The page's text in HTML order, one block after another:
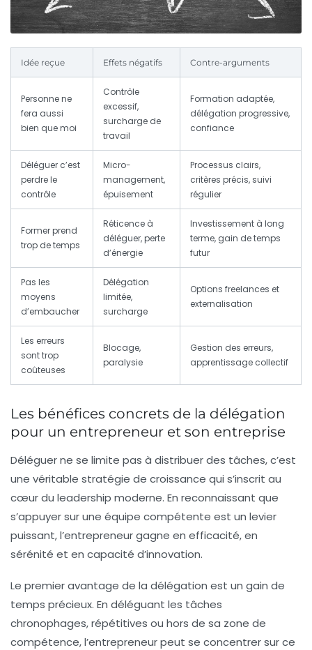
Idée reçue Effets négatifs Contre-arguments
Personne ne
fera aussi
bien que moi
Contrôle
excessif,
surcharge de
travail
Formation adaptée,
délégation progressive,
confiance
Déléguer c’est
perdre le
contrôle
Micro-
management,
épuisement
Processus clairs,
critères précis, suivi
régulier
Former prend
trop de temps
Réticence à
déléguer, perte
d’énergie
Investissement à long
terme, gain de temps
futur
Pas les
moyens
d’embaucher
Délégation
limitée,
surcharge
Options freelances et
externalisation
Les erreurs
sont trop
coûteuses
Blocage,
paralysie
Gestion des erreurs,
apprentissage collectif
Les bénéfices concrets de la délégation
pour un entrepreneur et son entreprise
Déléguer ne se limite pas à distribuer des tâches, c’est
une véritable stratégie de croissance qui s’inscrit au
cœur du leadership moderne. En reconnaissant que
s’appuyer sur une équipe compétente est un levier
puissant, l’entrepreneur gagne en efficacité, en
sérénité et en capacité d’innovation.
Le premier avantage de la délégation est un gain de
temps précieux. En déléguant les tâches
chronophages, répétitives ou hors de sa zone de
compétence, l’entrepreneur peut se concentrer sur ce